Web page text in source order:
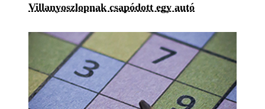
Villanyoszlopnak csapódott egy autó